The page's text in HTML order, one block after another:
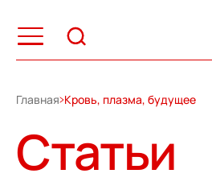
Главная Кровь, плазма, будущее
Статьи